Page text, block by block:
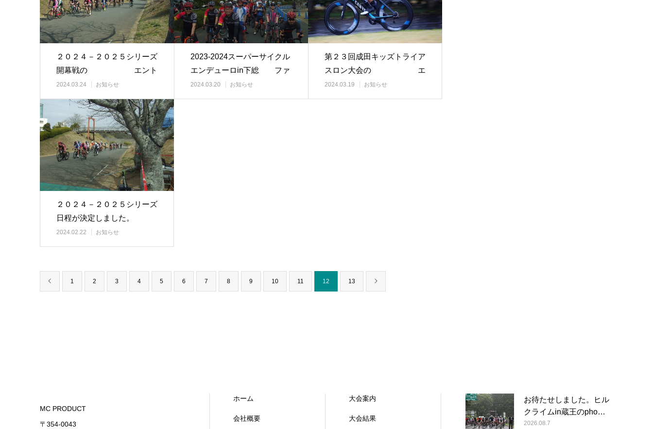
２０２４－２０２５シリーズ
開幕戦の エント
リーは４月１日よ…
2024.03.24 お知らせ
2023-2024スーパーサイクル
エンデューロin下総 ファ
イナル…
2024.03.20 お知らせ
第２３回成田キッズトライア
スロン大会の エ
ントリーを４月１…
2024.03.19 お知らせ
２０２４－２０２５シリーズ
日程が決定しました。
2024.02.22 お知らせ
1 2 3 4 5 6 7 8 9 10 11 12 13
MC PRODUCT
〒354-0043
ホーム
会社概要
大会案内
大会結果
お待たせしました。ヒル
クライムin蔵王のpho…
2026.08.7